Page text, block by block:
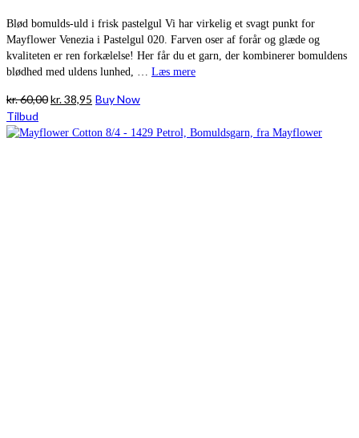
Blød bomulds-uld i frisk pastelgul Vi har virkelig et svagt punkt for
Mayflower Venezia i Pastelgul 020. Farven oser af forår og glæde og
kvaliteten er ren forkælelse! Her får du et garn, der kombinerer bomuldens
blødhed med uldens lunhed, … Læs mere
kr.60,00Den
pris
kr.38,95 Den
pris
Buy Now
Tilbud